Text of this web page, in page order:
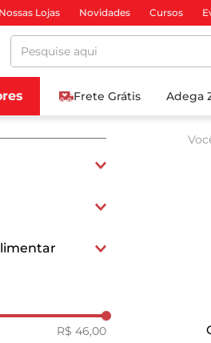
Nossas Lojas Novidades Cursos
Pesquise aqui
Frete Grátis Adega
R$ 46,00